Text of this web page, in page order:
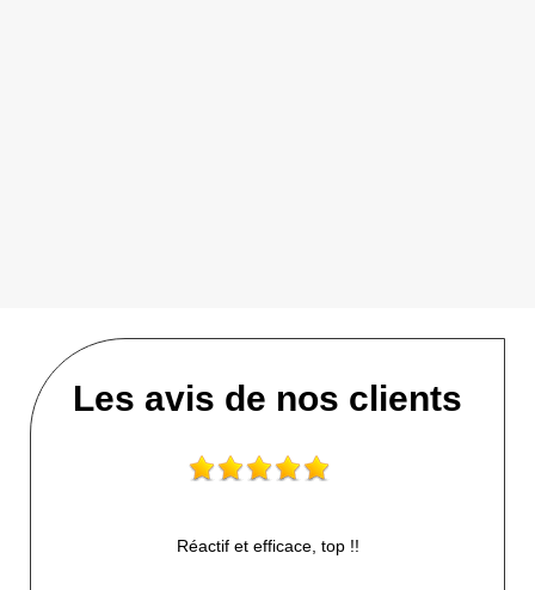
Les avis de nos clients
Réactif et efficace, top !!